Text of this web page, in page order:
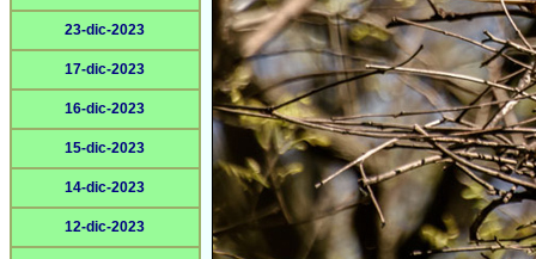
23-dic-2023
17-dic-2023
16-dic-2023
15-dic-2023
14-dic-2023
12-dic-2023